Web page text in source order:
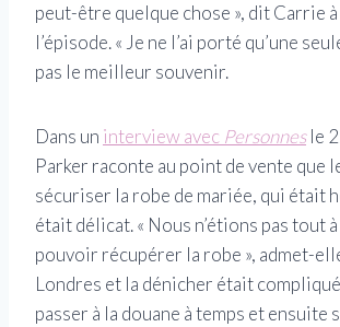
peut-être quelque chose », dit Carrie à
l’épisode. « Je ne l’ai porté qu’une
pas le meilleur souvenir.
Dans un interview avec Personnesle
Parker raconte au point de vente que
sécuriser la robe de mariée, qui était
était délicat. « Nous n’étions pas tout
pouvoir récupérer la robe », admet-
Londres et la dénicher était
passer à la douane à temps et ensuite